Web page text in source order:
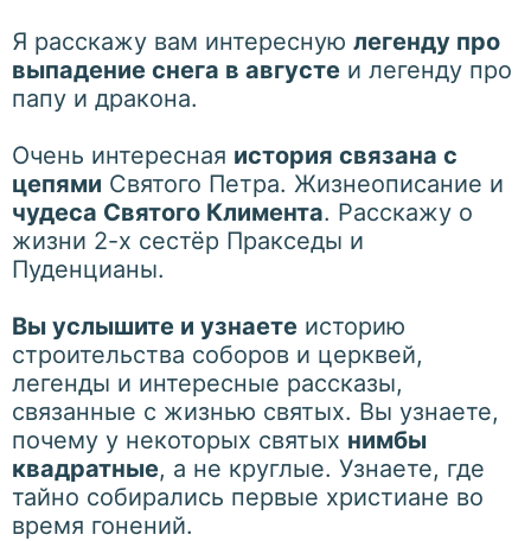
Я расскажу вам интересную легенду про
выпадение снега в августе и легенду про
папу и дракона.
Очень интересная история связана с
цепями Святого Петра. Жизнеописание и
чудеса Святого Климента. Расскажу о
жизни 2-х сестёр Пракседы и
Пуденцианы.
Вы услышите и узнаете историю
строительства соборов и церквей,
легенды и интересные рассказы,
связанные с жизнью святых. Вы узнаете,
почему у некоторых святых нимбы
квадратные, а не круглые. Узнаете, где
тайно собирались первые христиане во
время гонений.